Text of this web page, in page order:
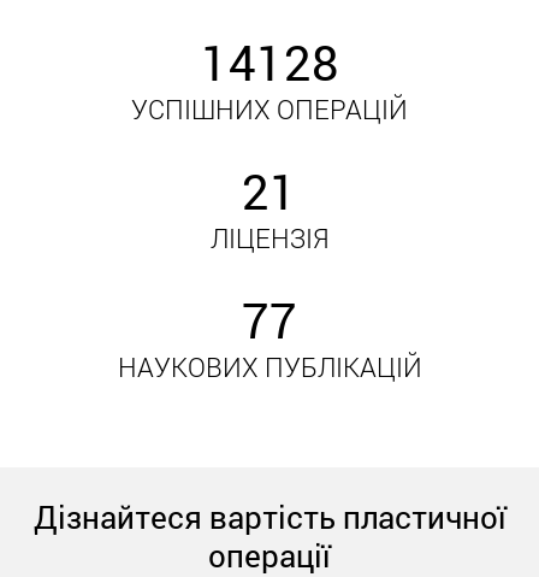
14128
УСПІШНИХ ОПЕРАЦІЙ
21
ЛІЦЕНЗІЯ
77
НАУКОВИХ ПУБЛІКАЦІЙ
Дізнайтеся вартість пластичної
операції